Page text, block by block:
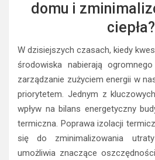
domu i
ciepła?
W dzisiejszych czasach, kiedy
środowiska nabierają
zarządzanie zużyciem energii w
priorytetem. Jednym z
wpływ na bilans energetyczny
termiczna. Poprawa izolacji
się do zminimalizowania
umożliwia znaczące